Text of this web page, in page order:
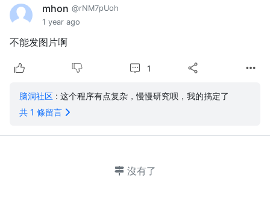
mhon @rNM7pUoh
1 year ago
不能发图片啊
1
脑洞社区 : 这个程序有点复杂，慢慢研究呗，我的搞定了
共 1 條留言
沒有了